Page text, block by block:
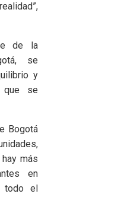
de la
se
y
que se
Bogotá
más
en
todo el